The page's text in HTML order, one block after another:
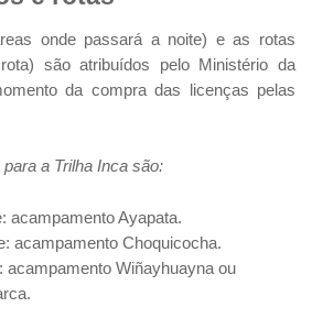
onde passará a noite) e as rotas
são atribuídos pelo Ministério da
da compra das licenças pelas
a Trilha Inca são:
acampamento Ayapata.
acampamento Choquicocha.
acampamento Wiñayhuayna ou